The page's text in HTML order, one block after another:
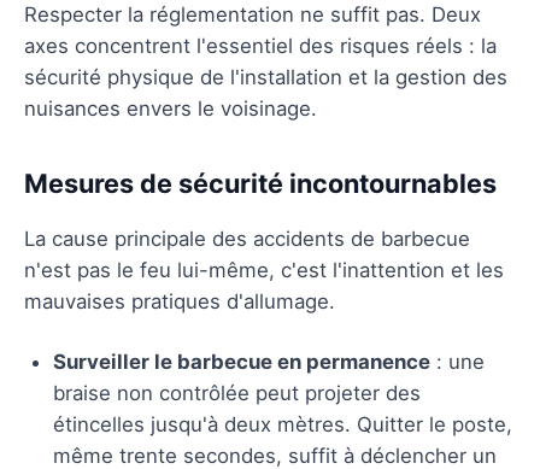
Respecter la réglementation ne suffit pas. Deux
axes concentrent l'essentiel des risques réels : la
sécurité physique de l'installation et la gestion des
nuisances envers le voisinage.
Mesures de sécurité incontournables
La cause principale des accidents de barbecue
n'est pas le feu lui-même, c'est l'inattention et les
mauvaises pratiques d'allumage.
Surveiller le barbecue en permanence : une
braise non contrôlée peut projeter des
étincelles jusqu'à deux mètres. Quitter le poste,
même trente secondes, suffit à déclencher un